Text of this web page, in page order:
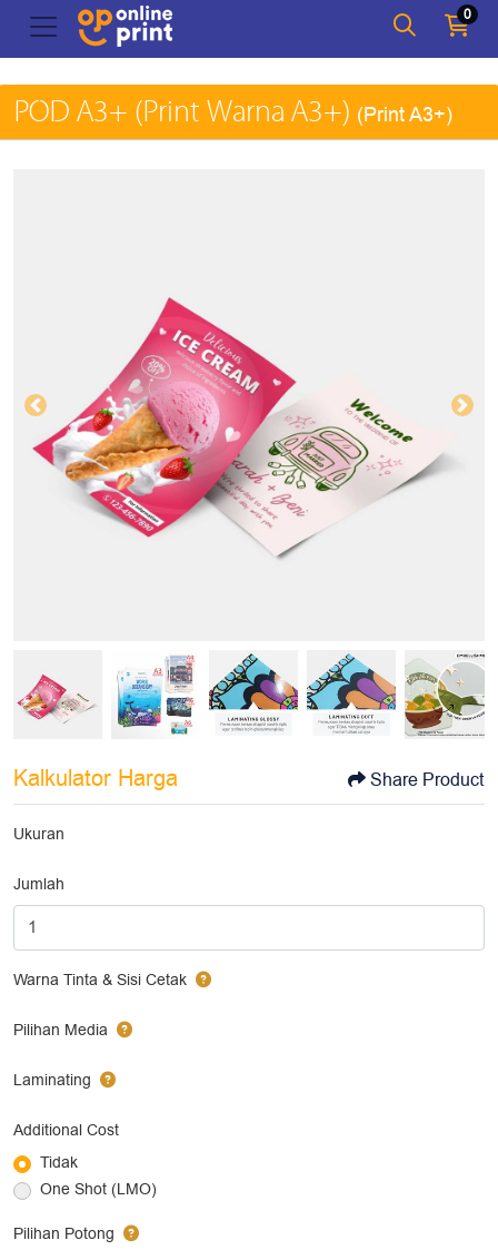
0
POD A3+ (Print Warna A3+) (Print A3+)
Kalkulator Harga Share Product
Ukuran
Jumlah
Warna Tinta & Sisi Cetak
Pilihan Media
Laminating
Additional Cost
Tidak
One Shot (LMO)
Pilihan Potong